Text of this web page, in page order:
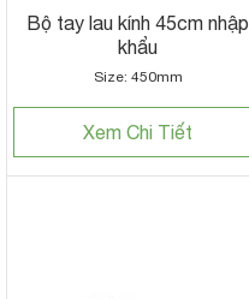
Bộ tay lau kính 45cm nhập
khẩu
Size: 450mm
Xem Chi Tiết